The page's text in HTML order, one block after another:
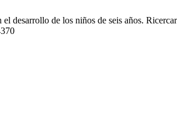
desarrollo de los niños de seis años.